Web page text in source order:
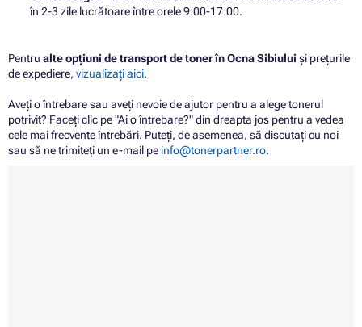
în 2-3 zile lucrătoare între orele 9:00-17:00.
Pentru alte opțiuni de transport de toner în Ocna Sibiului și prețurile
de expediere, vizualizați aici.
Aveți o întrebare sau aveți nevoie de ajutor pentru a alege tonerul
potrivit? Faceți clic pe "Ai o întrebare?" din dreapta jos pentru a vedea
cele mai frecvente întrebări. Puteți, de asemenea, să discutați cu noi
sau să ne trimiteți un e-mail pe info@tonerpartner.ro.